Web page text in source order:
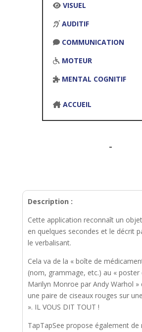
VISUEL
AUDITIF
COMMUNICATION
MOTEUR
MENTAL COGNITIF
ACCUEIL
-
Description :
Cette application reconnaît un
en quelques secondes et le décrit
le verbalisant.
Cela va de la « boîte de
(nom, grammage, etc.) au « poster
Marilyn Monroe par Andy Warhol »
une paire de ciseaux rouges sur
». IL VOUS DIT TOUT !
TapTapSee propose également de